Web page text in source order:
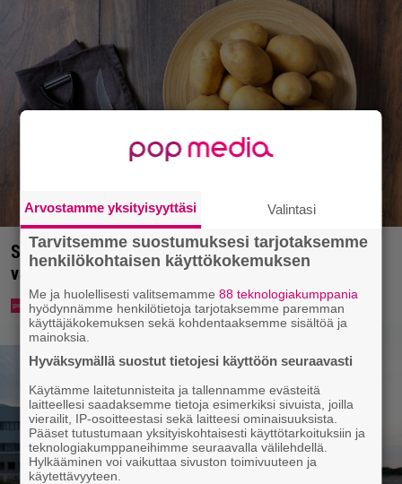
Syötkö perunoita näin? Tutkijat löysivät yhteyden
vakavaan kansansairauteen
Arvostamme yksityisyyttäsi Valintasi
Tarvitsemme suostumuksesi tarjotaksemme
henkilökohtaisen käyttökokemuksen
Me ja huolellisesti valitsemamme88 teknologiakumppania
hyödynnämme henkilötietoja tarjotaksemme paremman
käyttäjäkokemuksen sekä kohdentaaksemme sisältöä ja
mainoksia.
Hyväksymällä suostut tietojesi käyttöön seuraavasti
Käytämme laitetunnisteita ja tallennamme evästeitä
laitteellesi saadaksemme tietoja esimerkiksi sivuista, joilla
vierailit, IP-osoitteestasi sekä laitteesi ominaisuuksista.
Pääset tutustumaan yksityiskohtaisesti käyttötarkoituksiin ja
teknologiakumppaneihimme seuraavalla välilehdellä.
Hylkääminen voi vaikuttaa sivuston toimivuuteen ja
käytettävyyteen.